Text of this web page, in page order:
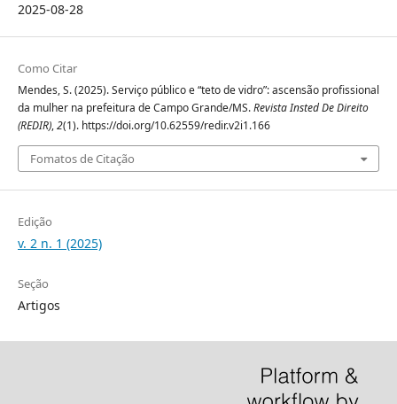
2025-08-28
Como Citar
Mendes, S. (2025). Serviço público e “teto de vidro”: ascensão profissional
da mulher na prefeitura de Campo Grande/MS.Revista Insted De Direito
(REDIR),2(1). https://doi.org/10.62559/redir.v2i1.166
Fomatos de Citação
Edição
v. 2 n. 1 (2025)
Seção
Artigos